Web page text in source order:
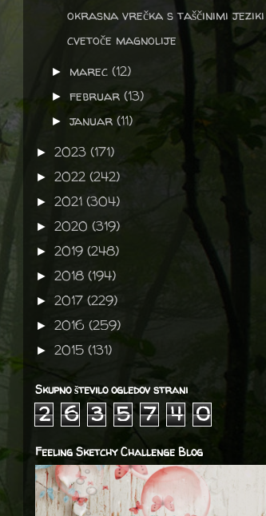
okrasna vrečka s taščinimi jeziki
cvetoče magnolije
► marec(12)
►februar(13)
►januar(11)
► 2023 (171)
► 2022 (242)
► 2021 (304)
► 2020 (319)
► 2019 (248)
► 2018 (194)
► 2017 (229)
► 2016 (259)
► 2015 (131)
Skupno število ogledov strani
2 6 3 5 7 4 0
Feeling Sketchy Challenge Blog